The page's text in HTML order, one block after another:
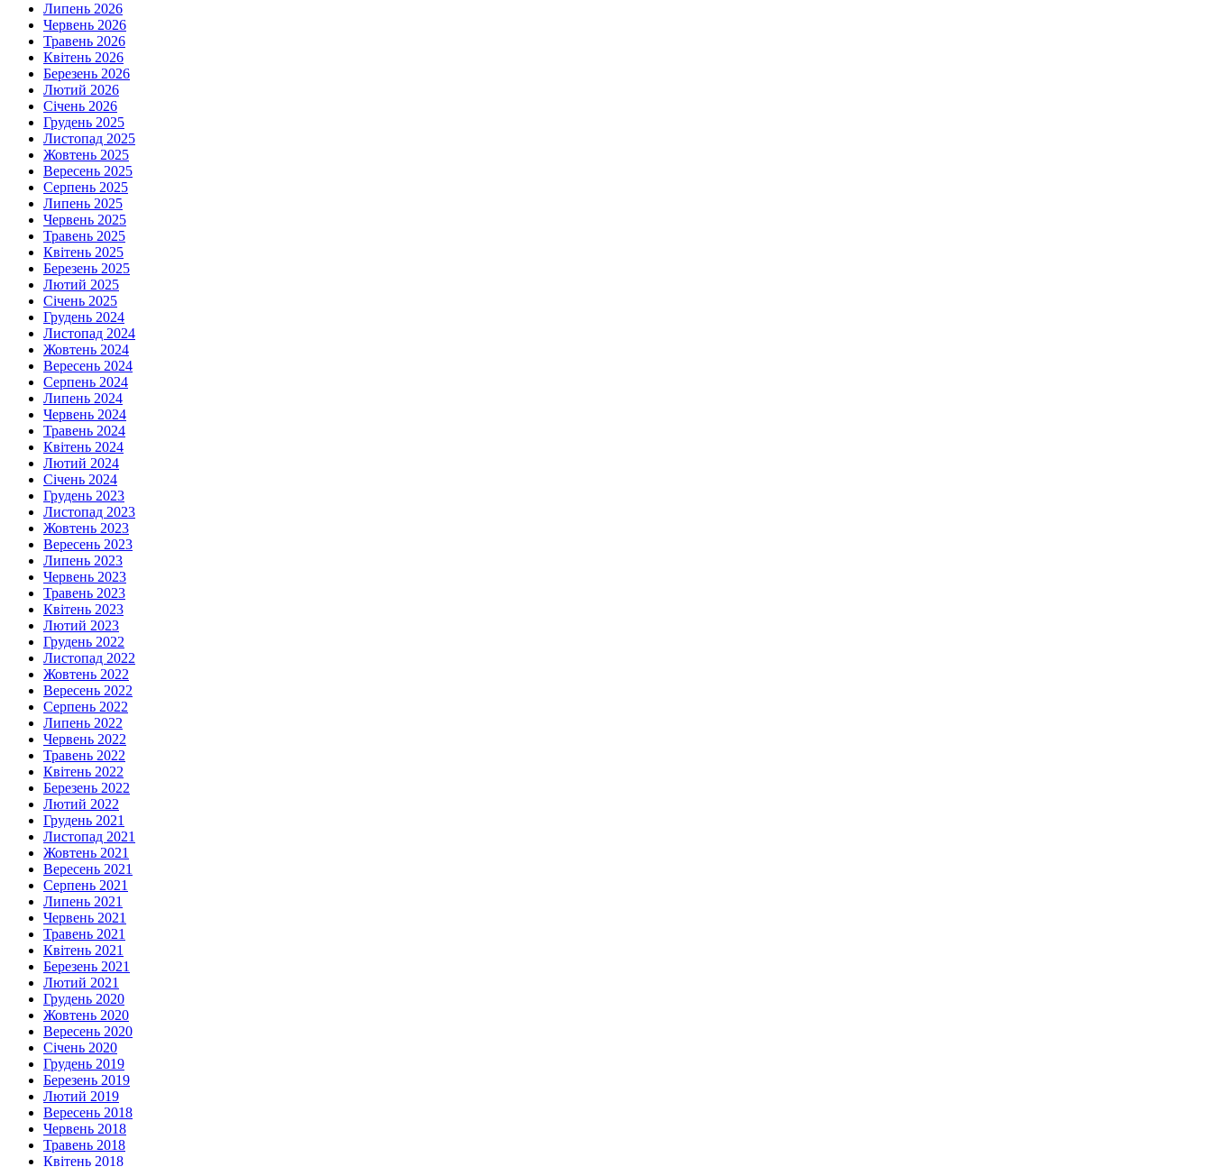
Липень 2026
Червень 2026
Травень 2026
Квітень 2026
Березень 2026
Лютий 2026
Січень 2026
Грудень 2025
Листопад 2025
Жовтень 2025
Вересень 2025
Серпень 2025
Липень 2025
Червень 2025
Травень 2025
Квітень 2025
Березень 2025
Лютий 2025
Січень 2025
Грудень 2024
Листопад 2024
Жовтень 2024
Вересень 2024
Серпень 2024
Липень 2024
Червень 2024
Травень 2024
Квітень 2024
Лютий 2024
Січень 2024
Грудень 2023
Листопад 2023
Жовтень 2023
Вересень 2023
Липень 2023
Червень 2023
Травень 2023
Квітень 2023
Лютий 2023
Грудень 2022
Листопад 2022
Жовтень 2022
Вересень 2022
Серпень 2022
Липень 2022
Червень 2022
Травень 2022
Квітень 2022
Березень 2022
Лютий 2022
Грудень 2021
Листопад 2021
Жовтень 2021
Вересень 2021
Серпень 2021
Липень 2021
Червень 2021
Травень 2021
Квітень 2021
Березень 2021
Лютий 2021
Грудень 2020
Жовтень 2020
Вересень 2020
Січень 2020
Грудень 2019
Березень 2019
Лютий 2019
Вересень 2018
Червень 2018
Травень 2018
Квітень 2018